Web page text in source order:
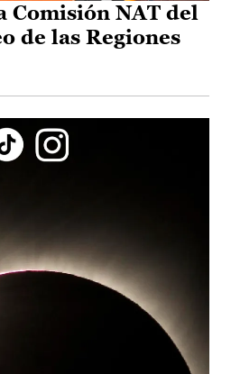
Comisión NAT del
de las Regiones